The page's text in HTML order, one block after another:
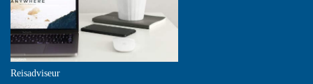
Reisadviseur